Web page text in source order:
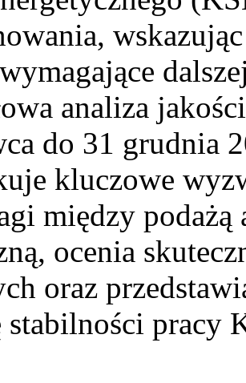
analiza
do 31 grudnia
kluczowe
między podażą
ocenia
oraz
stabilności pracy